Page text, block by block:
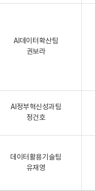
AI데이터확산팀
권보라
AI정부혁신성과팀
정건호
데이터활용기술팀
유재영